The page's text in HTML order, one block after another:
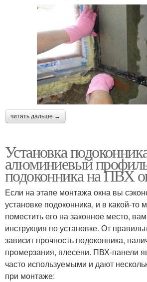
читать дальше →
Установка
алюминиевый
подоконника на ПВХ
Если на этапе монтажа окна вы
установке подоконника, и в какой-то
поместить его на законное место,
инструкция по установке. От
зависит прочность подоконника,
промерзания, плесени. ПВХ-панели
часто используемыми и дают
при монтаже: